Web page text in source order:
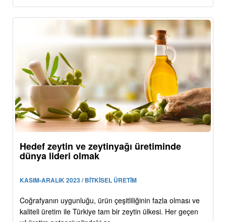
Hedef zeytin ve zeytinyağı üretiminde
dünya lideri olmak
KASIM-ARALIK 2023 / BİTKİSEL ÜRETİM
Coğrafyanın uygunluğu, ürün çeşitliliğinin fazla olması ve
kaliteli üretim ile Türkiye tam bir zeytin ülkesi. Her geçen